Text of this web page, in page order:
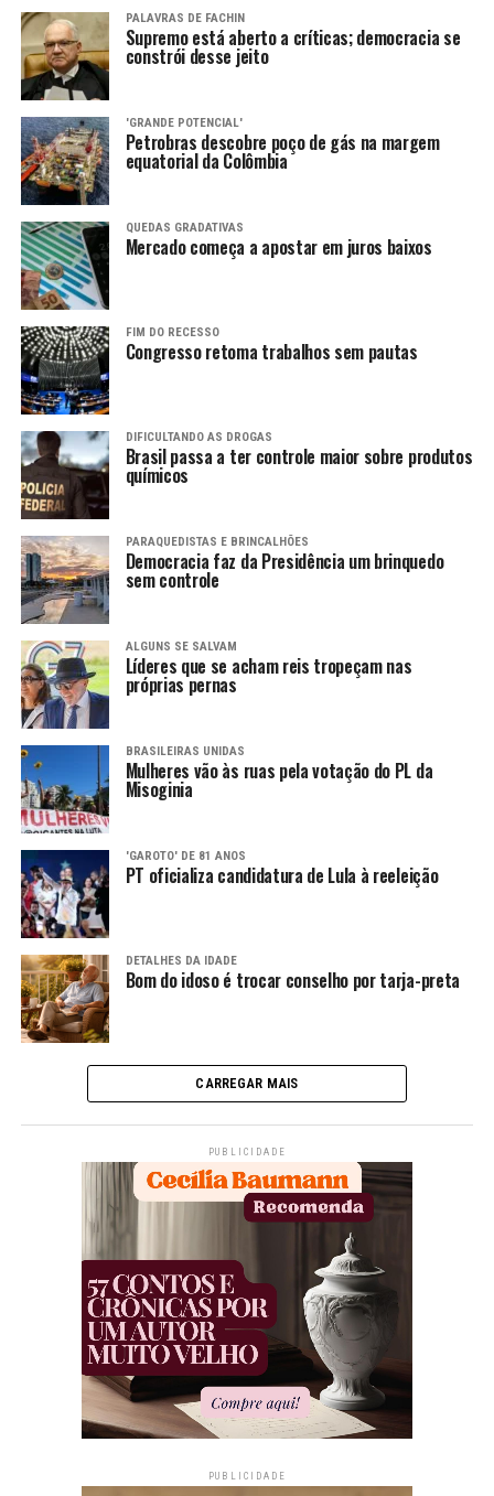
PALAVRAS DE FACHIN
Supremo está aberto a críticas; democracia se
constrói desse jeito
'GRANDE POTENCIAL'
Petrobras descobre poço de gás na margem
equatorial da Colômbia
QUEDAS GRADATIVAS
Mercado começa a apostar em juros baixos
FIM DO RECESSO
Congresso retoma trabalhos sem pautas
DIFICULTANDO AS DROGAS
Brasil passa a ter controle maior sobre produtos
químicos
PARAQUEDISTAS E BRINCALHÕES
Democracia faz da Presidência um brinquedo
sem controle
ALGUNS SE SALVAM
Líderes que se acham reis tropeçam nas
próprias pernas
BRASILEIRAS UNIDAS
Mulheres vão às ruas pela votação do PL da
Misoginia
'GAROTO' DE 81 ANOS
PT oficializa candidatura de Lula à reeleição
DETALHES DA IDADE
Bom do idoso é trocar conselho por tarja-preta
CARREGAR MAIS
PUBLICIDADE
PUBLICIDADE